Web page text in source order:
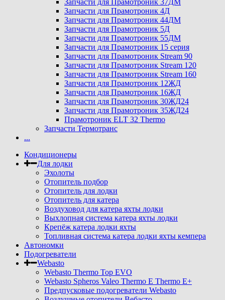
Запчасти для Прамотроник 37ДМ
Запчасти для Прамотроник 4Д
Запчасти для Прамотроник 44ДМ
Запчасти для Прамотроник 5Д
Запчасти для Прамотроник 55ДМ
Запчасти для Прамотроник 15 серия
Запчасти для Прамотроник Stream 90
Запчасти для Прамотроник Stream 120
Запчасти для Прамотроник Stream 160
Запчасти для Прамотроник 12ЖД
Запчасти для Прамотроник 16ЖД
Запчасти для Прамотроник 30ЖД24
Запчасти для Прамотроник 35ЖД24
Прамотроник ELT 32 Thermo
Запчасти Термотранс
...
Кондиционеры
Для лодки
Эхолоты
Отопитель подбор
Отопитель для лодки
Отопитель для катера
Воздуховод для катера яхты лодки
Выхлопная система катера яхты лодки
Крепёж катера лодки яхты
Топливная система катера лодки яхты кемпера
Автономки
Подогреватели
Webasto
Webasto Thermo Top EVO
Webasto Spheros Valeo Thermo E Thermo E+
Предпусковые подогреватели Webasto